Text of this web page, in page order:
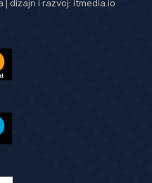
| dizajn i razvoj: itmedia.io